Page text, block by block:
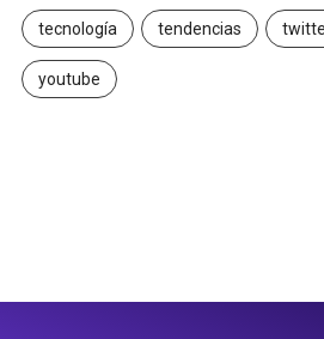
tecnología tendencias
youtube